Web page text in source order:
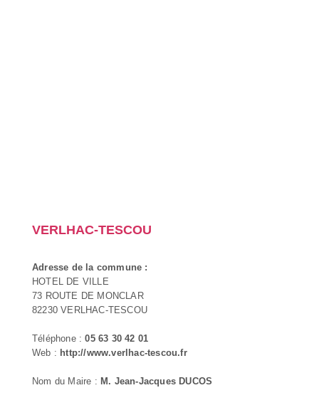
VERLHAC-TESCOU
Adresse de la commune :
HOTEL DE VILLE
73 ROUTE DE MONCLAR
82230 VERLHAC-TESCOU
Téléphone :05 63 30 42 01
Web : http://www.verlhac-tescou.fr
Nom du Maire : M. Jean-Jacques DUCOS